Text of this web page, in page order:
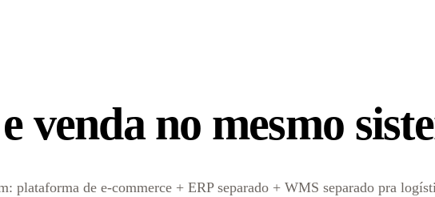
venda no mesmo
plataforma de e-commerce + ERP separado + WMS separado pra